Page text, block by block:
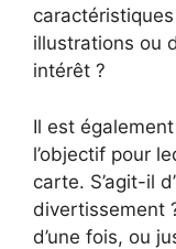
illustrations ou
intérêt ?
Il est
l’objectif pour
carte. S’agit-il
divertissement
d’une fois, ou